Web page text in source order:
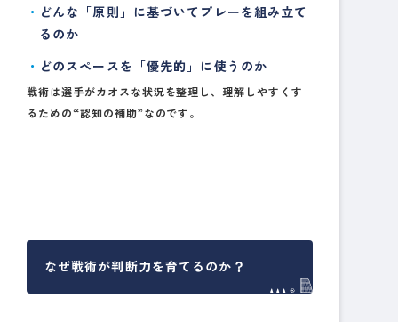
どんな「原則」に基づいてプレーを組み立て
るのか
どのスペースを「優先的」に使うのか
戦術は選手がカオスな状況を整理し、理解しやすくす
るための“認知の補助”なのです。
なぜ戦術が判断力を育てるのか？